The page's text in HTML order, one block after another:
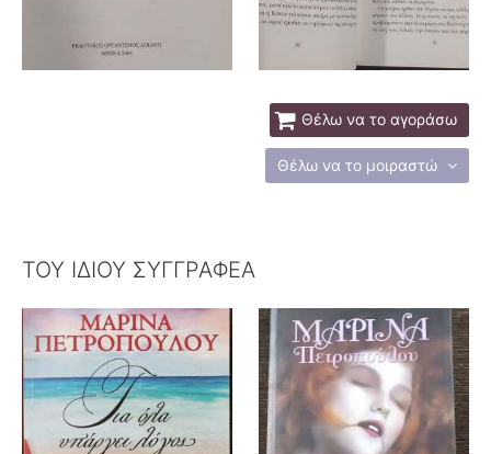
Θέλω να το αγοράσω
Θέλω να το μοιραστώ
ΤΟΥ ΙΔΙΟΥ ΣΥΓΓΡΑΦΕΑ